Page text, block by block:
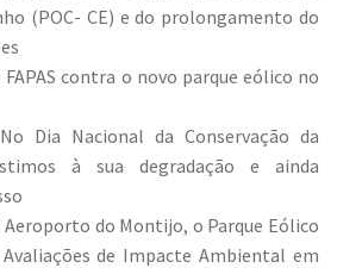
(POC- CE) e do prolongamento do
FAPAS contra o novo parque eólico no
Dia Nacional da Conservação da
à sua degradação e ainda
Aeroporto do Montijo, o Parque Eólico
de Impacte Ambiental em